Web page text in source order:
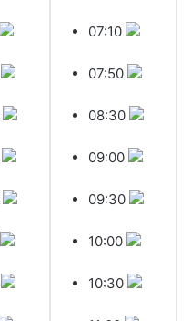
07:10
07:50
08:30
09:00
09:30
10:00
10:30